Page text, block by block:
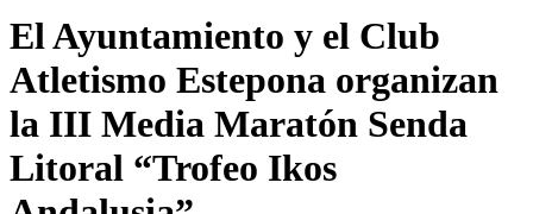
El Ayuntamiento y el Club
Atletismo Estepona organizan
la III Media Maratón Senda
Litoral “Trofeo Ikos